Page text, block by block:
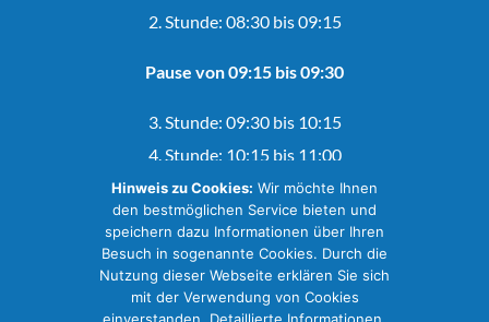
2. Stunde: 08:30 bis 09:15
Pause von 09:15 bis 09:30
3. Stunde: 09:30 bis 10:15
4. Stunde: 10:15 bis 11:00
Pause von 11:00 bis 11:15
5. Stunde: 11:15 bis 12:00
6. Stunde: 12:00 bis 12:45
Hinweis zu Cookies: Wir möchte Ihnen
den bestmöglichen Service bieten und
speichern dazu Informationen über Ihren
Besuch in sogenannte Cookies. Durch die
Nutzung dieser Webseite erklären Sie sich
mit der Verwendung von Cookies